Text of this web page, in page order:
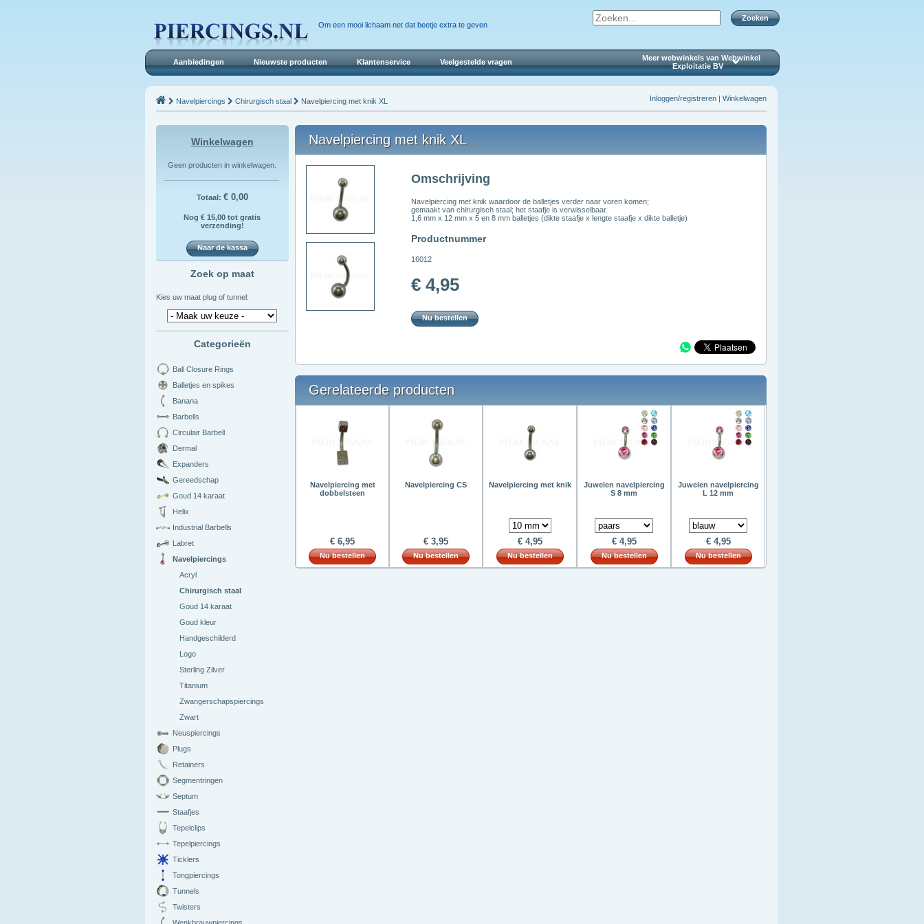
Om een mooi lichaam net dat beetje extra te geven
Zoeken
Aanbiedingen Nieuwste producten Klantenservice Veelgestelde vragen
Meer webwinkels van Webwinkel
Exploitatie BV
Inloggen/registreren| Winkelwagen
Navelpiercings Chirurgisch staal Navelpiercing met knik XL
Winkelwagen
Geen producten in winkelwagen.
Totaal: € 0,00
Nog € 15,00 tot gratis
verzending!
Naar de kassa
Zoek op maat
Kies uw maat plug of tunnel:
Categorieën
Ball Closure Rings
Balletjes en spikes
Banana
Barbells
Circulair Barbell
Dermal
Expanders
Gereedschap
Goud 14 karaat
Helix
Industrial Barbells
Labret
Navelpiercings
Acryl
Chirurgisch staal
Goud 14 karaat
Goud kleur
Handgeschilderd
Logo
Sterling Zilver
Titanium
Zwangerschapspiercings
Zwart
Neuspiercings
Plugs
Retainers
Segmentringen
Septum
Staafjes
Tepelclips
Tepelpiercings
Ticklers
Tongpiercings
Tunnels
Twisters
Navelpiercing met knik XL
Omschrijving
Navelpiercing met knik waardoor de balletjes verder naar voren komen;
gemaakt van chirurgisch staal; het staafje is verwisselbaar.
1,6 mm x 12 mm x 5 en 8 mm balletjes (dikte staafje x lengte staafje x dikte balletje)
Productnummer
16012
€ 4,95
Nu bestellen
Gerelateerde producten
Navelpiercing met
dobbelsteen
€ 6,95
Nu bestellen
Navelpiercing CS
€ 3,95
Nu bestellen
Navelpiercing met knik
€ 4,95
Nu bestellen
Juwelen navelpiercing
S 8 mm
€ 4,95
Nu bestellen
Juwelen navelpiercing
L 12 mm
€ 4,95
Nu bestellen